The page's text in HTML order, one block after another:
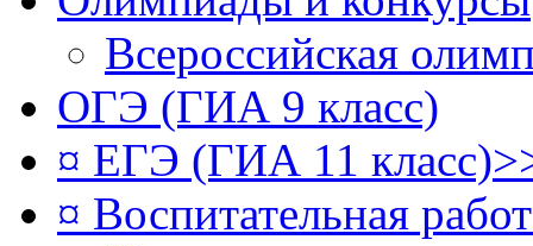
Всероссийская
ОГЭ (ГИА 9 класс)
¤ ЕГЭ (ГИА 11
¤ Воспитательная